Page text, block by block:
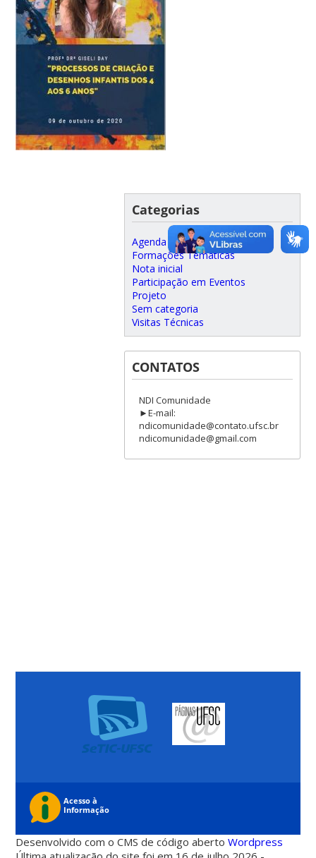
Categorias
Agenda
Formações Temáticas
Nota inicial
Participação em Eventos
Projeto
Sem categoria
Visitas Técnicas
CONTATOS
NDI Comunidade
►E-mail:
ndicomunidade@contato.ufsc.br
ndicomunidade@gmail.com
Desenvolvido com o CMS de código abertoWordpress